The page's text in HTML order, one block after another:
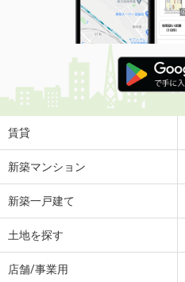
賃貸
新築マンション
新築一戸建て
土地を探す
店舗/事業用